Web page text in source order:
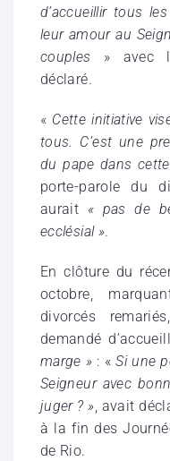
d’accueillir tous
leur amour au
couples » avec
déclaré.
« Cette initiative
tous. C’est une
du pape dans
porte-parole du
aurait « pas de
ecclésial ».
En clôture du
octobre,
divorcés
demandé
marge » : «Si une
Seigneur avec
juger ? », avait
à la fin des
de Rio.